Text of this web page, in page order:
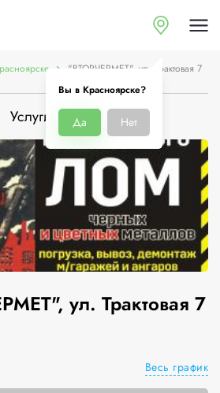
Вы в Красноярске?
Да Нет
"ВТОРЧЕРМЕТ", ул. Трактовая 7
Услуги О компании
ул. Трактовая 7
Весь график